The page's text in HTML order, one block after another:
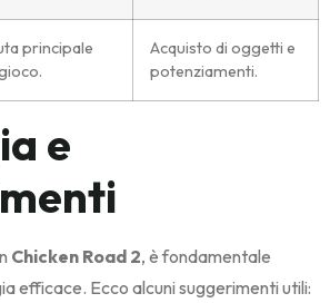
principale
Acquisto di oggetti e
potenziamenti.
e
Chicken Road 2, è fondamentale
efficace. Ecco alcuni suggerimenti utili: